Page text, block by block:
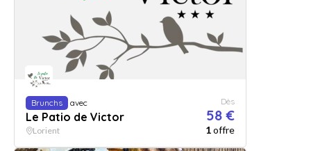
Brunchs avec
Le Patio de Victor
Dès
58 €
Lorient 1offre